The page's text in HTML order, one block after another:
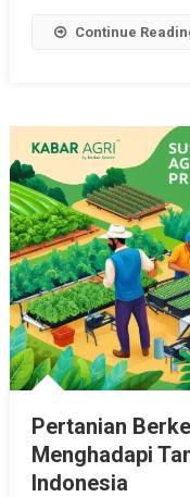
Continue
Pertanian
Menghadapi
Indonesia